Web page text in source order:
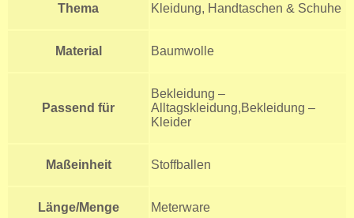
Thema Kleidung, Handtaschen & Schuhe
Material Baumwolle
Passend für
Bekleidung –
Alltagskleidung,Bekleidung –
Kleider
Maßeinheit Stoffballen
Länge/Menge Meterware